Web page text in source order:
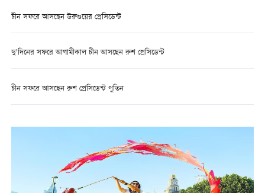
চীন সফরে আসছেন উরুগুয়ের প্রেসিডেন্ট
দু’দিনের সফরে আগামীকাল চীন আসছেন রুশ প্রেসিডেন্ট
চীন সফরে আসছেন রুশ প্রেসিডেন্ট পুতিন